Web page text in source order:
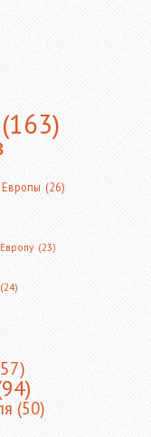
(163)
Европы (26)
(23)
(24)
(50)